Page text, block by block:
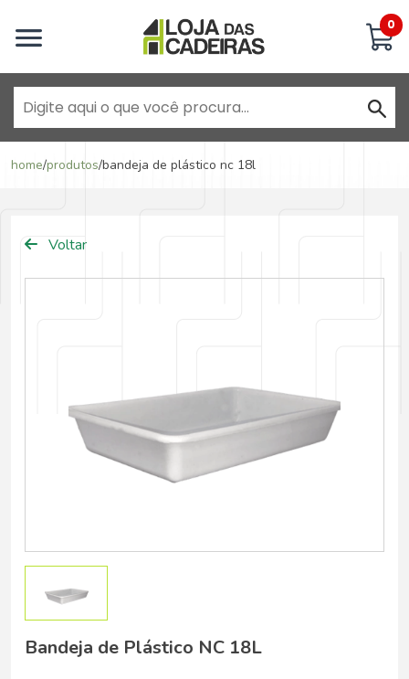
0
home/produtos/bandeja de plástico nc 18l
Voltar
Bandeja de Plástico NC 18L
Inicie uma conversa
Goiânia - Jardim América
Anápolis - Jundiaí
Goiânia - Jardim América II
Belo Horizonte - Belo Horizonte